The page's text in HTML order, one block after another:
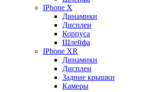
IPhone X
Динамики
Дисплеи
Корпуса
Шлейфа
IPhone XR
Динамики
Дисплеи
Задние крышки
Камеры